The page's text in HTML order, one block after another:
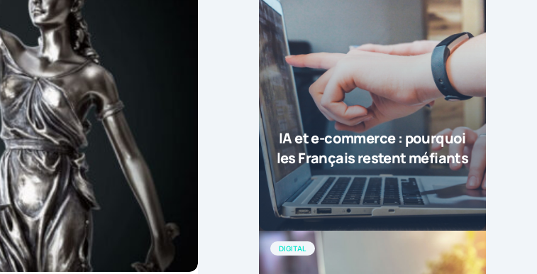
IA et e-commerce : pourquoi
les Français restent méfiants
DIGITAL